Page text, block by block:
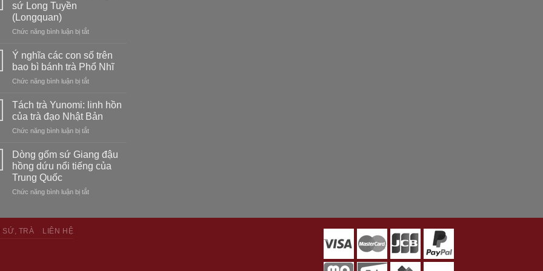
trong
không
hoàn
tinh
và
thanh
sứ Long Tuyền
(Longquan)
Chức năng bình luận bị tắtở
loại
nghệ
nhân
gốm
Long
Tuyền
Ý nghĩa các con số trên
bao bì bánh trà Phổ Nhĩ
Chức năng bình luận bị tắtở
nghĩa
các
con
số
bao
bì
bánh
Phổ
Tách trà Yunomi: linh hồn
của trà đạo Nhật Bản
Chức năng bình luận bị tắtở
trà
Yunomi:
linh
của
Dòng gốm sứ Giang đậu
hồng dứu nổi tiếng của
Trung Quốc
Chức năng bình luận bị tắtở
SỨ, TRÀ LIÊN HỆ